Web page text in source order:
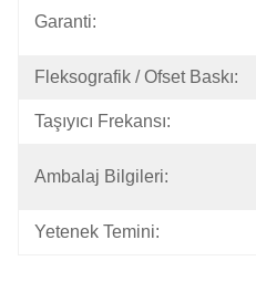
Garanti:
Fleksografik / Ofset Baskı:
Taşıyıcı Frekansı:
Ambalaj Bilgileri:
Yetenek Temini: